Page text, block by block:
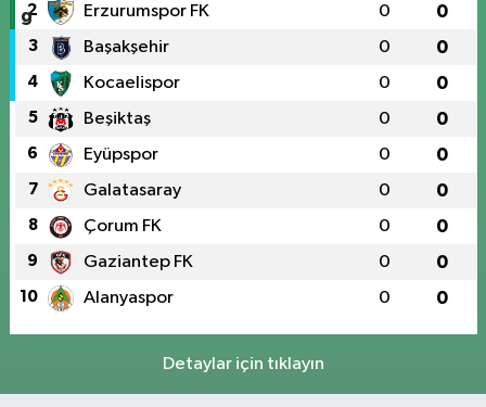
2 Erzurumspor FK 0 0
3 Başakşehir 0 0
4 Kocaelispor 0 0
5 Beşiktaş 0 0
6 Eyüpspor 0 0
7 Galatasaray 0 0
8 Çorum FK 0 0
9 Gaziantep FK 0 0
10 Alanyaspor 0 0
Detaylar için tıklayın